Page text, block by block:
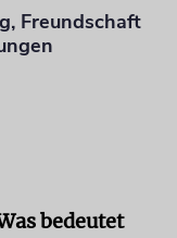
Freundschaft
bedeutet